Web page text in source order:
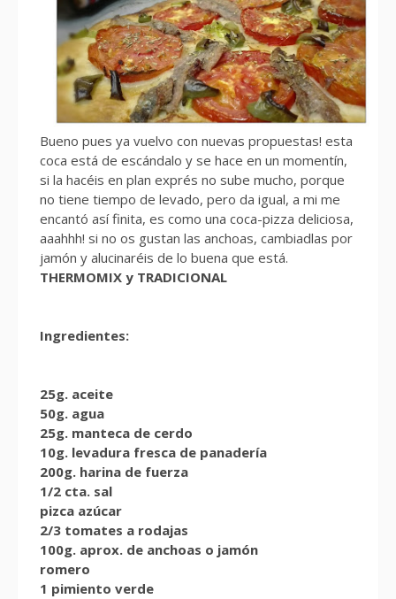
Bueno pues ya vuelvo con nuevas propuestas! esta
coca está de escándalo y se hace en un momentín,
si la hacéis en plan exprés no sube mucho, porque
no tiene tiempo de levado, pero da igual, a mi me
encantó así finita, es como una coca-pizza deliciosa,
aaahhh! si no os gustan las anchoas, cambiadlas por
jamón y alucinaréis de lo buena que está.
THERMOMIX y TRADICIONAL
Ingredientes:
25g. aceite
50g. agua
25g. manteca de cerdo
10g. levadura fresca de panadería
200g. harina de fuerza
1/2 cta. sal
pizca azúcar
2/3 tomates a rodajas
100g. aprox. de anchoas o jamón
romero
1 pimiento verde